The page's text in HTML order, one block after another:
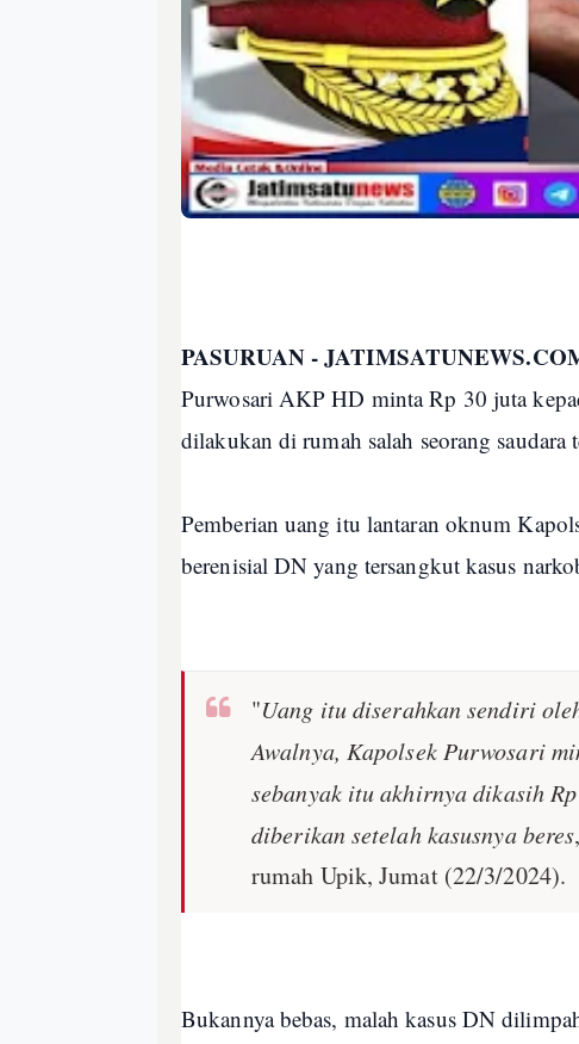
PASURUAN -
Purwosari AKP HD minta Rp 30 juta
dilakukan di rumah salah seorang saudara
Pemberian uang itu lantaran oknum
berenisial DN yang tersangkut kasus
"Uang itu diserahkan sendiri
Awalnya, Kapolsek Purwosari
sebanyak itu akhirnya dikasih
diberikan setelah kasusnya beres
rumah Upik, Jumat (22/3/2024).
Bukannya bebas, malah kasus DN